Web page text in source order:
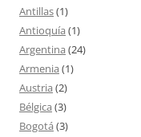
Antillas(1)
Antioquía (1)
Argentina (24)
Armenia (1)
Austria (2)
Bélgica (3)
Bogotá (3)